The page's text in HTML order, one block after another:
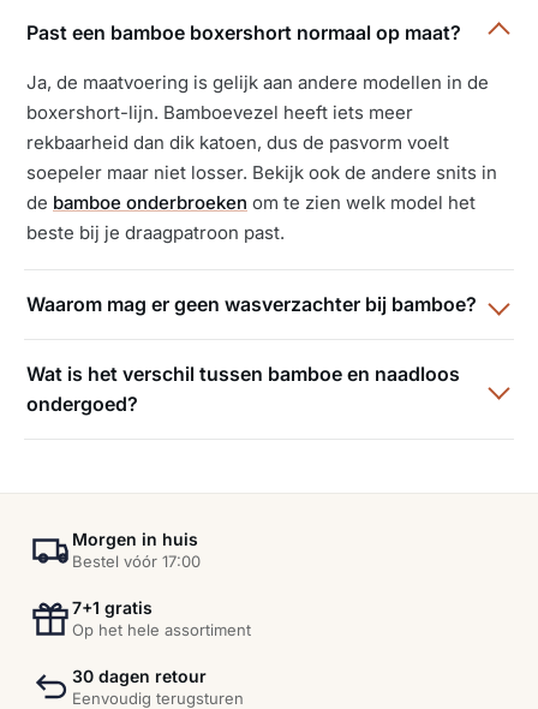
Past een bamboe boxershort normaal op maat?
Ja, de maatvoering is gelijk aan andere modellen in de
boxershort-lijn. Bamboevezel heeft iets meer
rekbaarheid dan dik katoen, dus de pasvorm voelt
soepeler maar niet losser. Bekijk ook de andere snits in
de bamboe onderbroeken om te zien welk model het
beste bij je draagpatroon past.
Waarom mag er geen wasverzachter bij bamboe?
Wat is het verschil tussen bamboe en naadloos
ondergoed?
Morgen in huis
Bestel vóór 17:00
7+1 gratis
Op het hele assortiment
30 dagen retour
Eenvoudig terugsturen